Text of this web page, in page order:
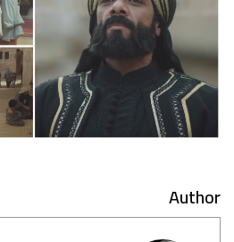
Author